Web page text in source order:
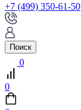
+7 (499) 350-61-50
Поиск
0
0